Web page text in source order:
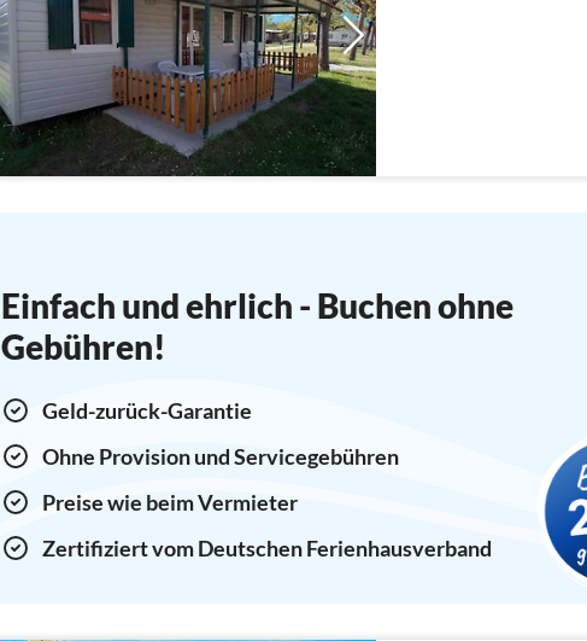
Einfach und ehrlich - Buchen ohne
Gebühren!
Geld-zurück-Garantie
Ohne Provision und Servicegebühren
Preise wie beim Vermieter
Zertifiziert vom Deutschen Ferienhausverband